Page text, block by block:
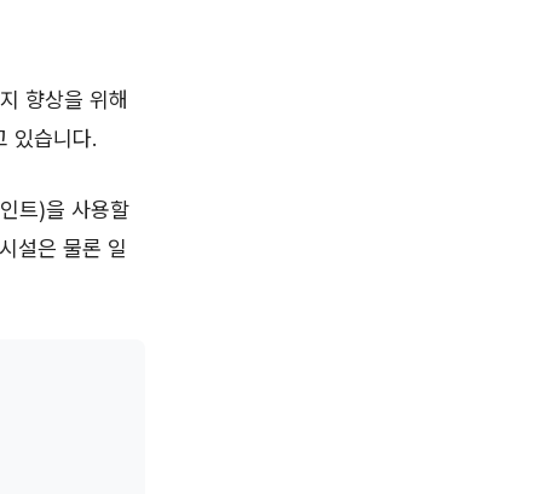
향상을 위해
있습니다.
트)을 사용할
설은 물론 일